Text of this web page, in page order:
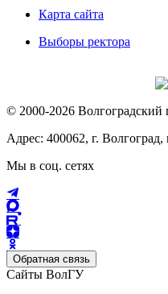
Карта сайта
Выборы ректора
© 2000-2026 Волгоградский
Адрес: 400062, г.
Мы в соц. сетях
Обратная связь
Сайты ВолГУ